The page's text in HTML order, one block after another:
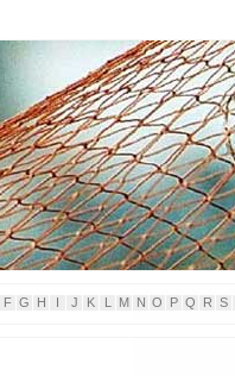
F G H I J K L M N O P Q R S